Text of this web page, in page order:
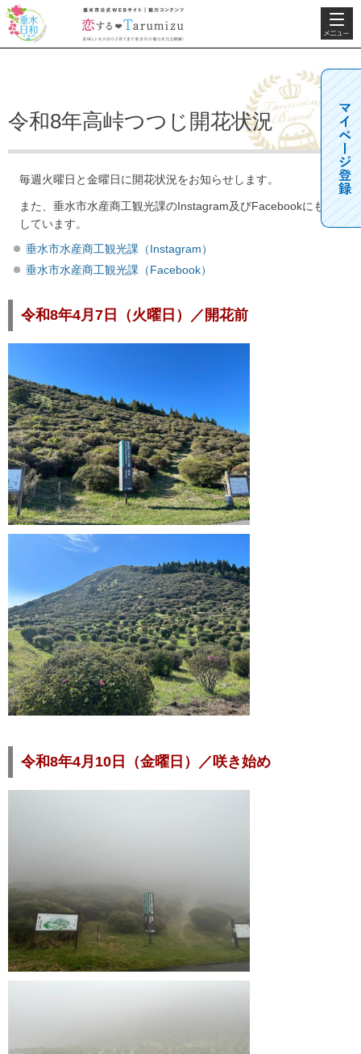
垂水日和
垂水市公式WEBサ
イト 魅力コンテン
ツ 恋するTarumizu
検索・共
通メニュ
ー
令和8年高峠つつじ開花状況
毎週火曜日と金曜日に開花状況をお知らせします。
また、垂水市水産商工観光課のInstagram及びFacebookにも掲載
しています。
垂水市水産商工観光課（Instagram）
垂水市水産商工観光課（Facebook）
令和8年4月7日（火曜日）／開花前
令和8年4月10日（金曜日）／咲き始め